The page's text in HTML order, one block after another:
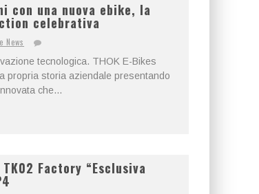
con una nuova ebike, la
celebrativa
News
tecnologica. THOK E-Bikes
propria storia aziendale presentando
che...
Factory “Esclusiva